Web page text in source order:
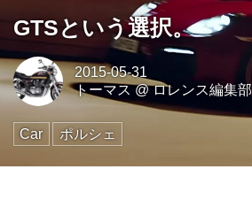
GTSという選択。
2015-05-31
トーマス@ロレンス編集部
Car ポルシェ